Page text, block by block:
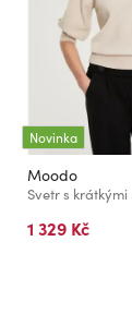
Novinka
Moodo
1 329 Kč